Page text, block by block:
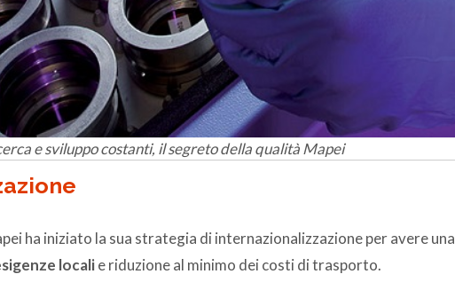
e sviluppo costanti, il segreto della qualità Mapei
ha iniziato la sua strategia di internazionalizzazione per avere una
localie riduzione al minimo dei costi di trasporto.